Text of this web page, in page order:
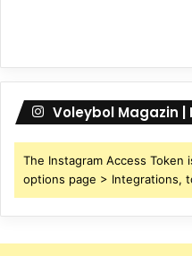
Voleybol Magazin
The Instagram Access Token
options page > Integrations,